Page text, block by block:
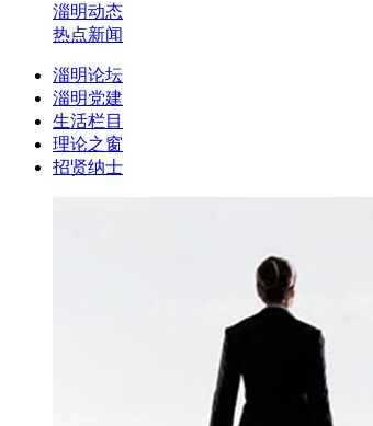
淄明动态
热点新闻
淄明论坛
淄明党建
生活栏目
理论之窗
招贤纳士